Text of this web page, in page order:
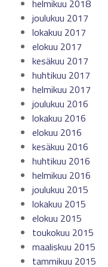
helmikuu 2018
joulukuu 2017
lokakuu 2017
elokuu 2017
kesäkuu 2017
huhtikuu 2017
helmikuu 2017
joulukuu 2016
lokakuu 2016
elokuu 2016
kesäkuu 2016
huhtikuu 2016
helmikuu 2016
joulukuu 2015
lokakuu 2015
elokuu 2015
toukokuu 2015
maaliskuu 2015
tammikuu 2015